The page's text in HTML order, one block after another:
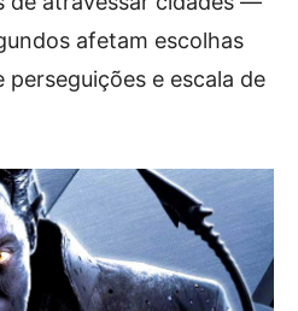
afetam escolhas
e escala de